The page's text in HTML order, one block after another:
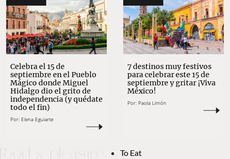
Celebra el 15 de
septiembre en el Pueblo
Mágico donde Miguel
Hidalgo dio el grito de
independencia (y quédate
todo el fin)
Por: Elena Eguiarte
7 destinos muy festivos
para celebrar este 15 de
septiembre y gritar ¡Viva
México!
Por: Paola Limón
To Eat